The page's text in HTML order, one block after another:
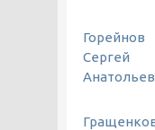
Горейнов
Сергей